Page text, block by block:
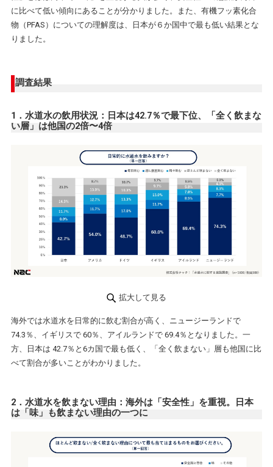
に比べて低い傾向にあることが分かりました。また、有機フッ素化合
物（PFAS）についての理解度は、日本が６か国中で最も低い結果とな
りました。
調査結果
1．水道水の飲用状況：日本は42.7％で最下位、「全く飲まな
い層」は他国の2倍〜4倍
拡大して見る
海外では水道水を日常的に飲む割合が高く、ニュージーランドで
74.3％、イギリスで 60％、アイルランドで 69.4％となりました。一
方、日本は 42.7％と6カ国で最も低く、「全く飲まない」層も他国に比
べて割合が多いことがわかりました。
2．水道水を飲まない理由：海外は「安全性」を重視。日本
は「味」も飲まない理由の一つに